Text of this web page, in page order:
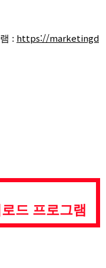
: https://marketingd
드 프로그램